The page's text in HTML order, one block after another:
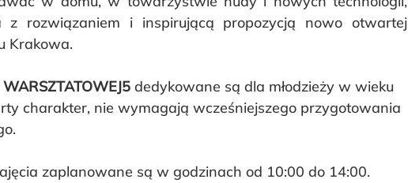
z rozwiązaniem i inspirującą propozycją nowo otwartej
Krakowa.
dedykowane są dla młodzieży w wieku
charakter, nie wymagają wcześniejszego przygotowania
zaplanowane są w godzinach od 10:00 do 14:00.